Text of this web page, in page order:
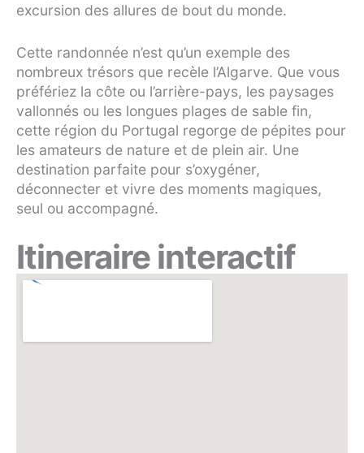
excursion des allures de bout du monde.
Cette randonnée n’est qu’un exemple des
nombreux trésors que recèle l’Algarve. Que vous
préfériez la côte ou l’arrière-pays, les paysages
vallonnés ou les longues plages de sable fin,
cette région du Portugal regorge de pépites pour
les amateurs de nature et de plein air. Une
destination parfaite pour s’oxygéner,
déconnecter et vivre des moments magiques,
seul ou accompagné.
Itineraire interactif